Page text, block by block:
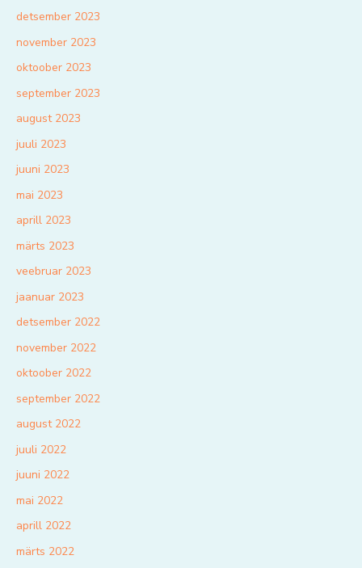
detsember 2023
november 2023
oktoober 2023
september 2023
august 2023
juuli 2023
juuni 2023
mai 2023
aprill 2023
märts 2023
veebruar 2023
jaanuar 2023
detsember 2022
november 2022
oktoober 2022
september 2022
august 2022
juuli 2022
juuni 2022
mai 2022
aprill 2022
märts 2022